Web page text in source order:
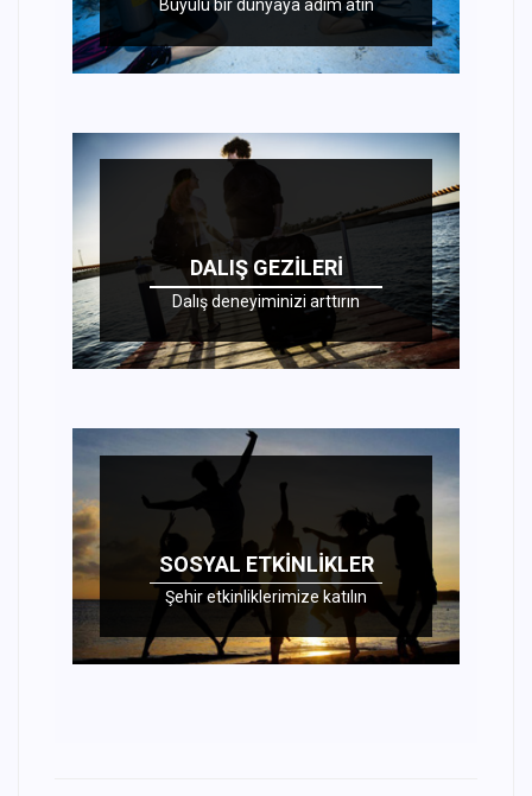
Büyülü bir dünyaya adım atın
DALIŞ GEZILERI
Dalış deneyiminizi arttırın
SOSYAL ETKINLIKLER
Şehir etkinliklerimize katılın